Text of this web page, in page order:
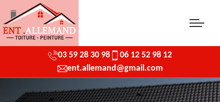
03 59 28 30 98
06 12 52 98 12
ent.allemand@gmail.com